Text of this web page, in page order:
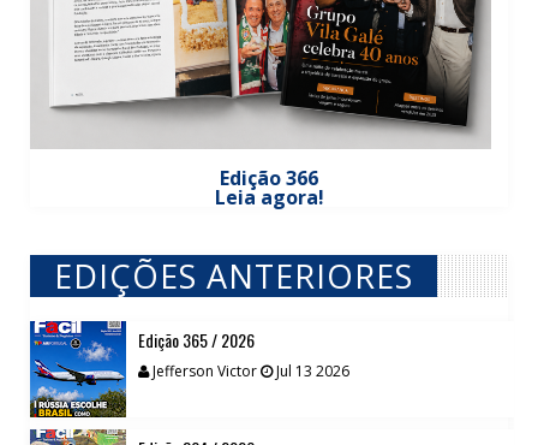
Edição 366
Leia agora!
EDIÇÕES ANTERIORES
// VIEW MORE BY EDIÇÕES ANTERIORES
Edição 365 / 2026
Jefferson Victor Jul 13 2026